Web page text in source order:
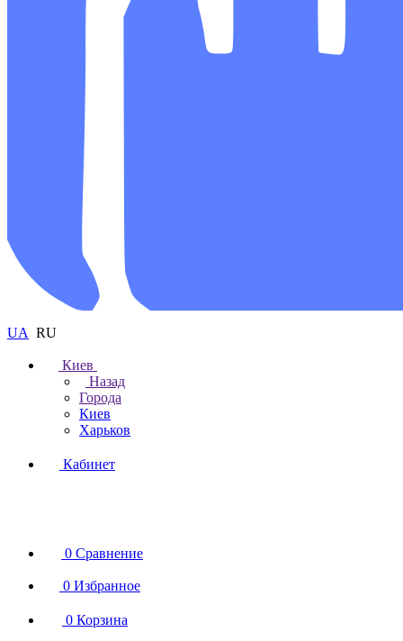
UA RU
Киев
Назад
Города
Киев
Харьков
Кабинет
0 Сравнение
0 Избранное
0 Корзина